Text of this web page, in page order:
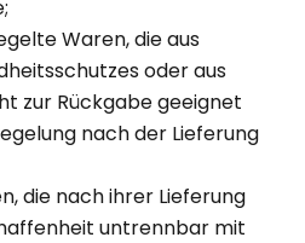
Waren, die aus
oder aus
zur Rückgabe geeignet
nach der Lieferung
die nach ihrer Lieferung
untrennbar mit